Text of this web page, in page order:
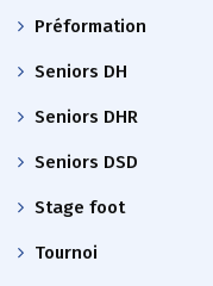
Préformation
Seniors DH
Seniors DHR
Seniors DSD
Stage foot
Tournoi